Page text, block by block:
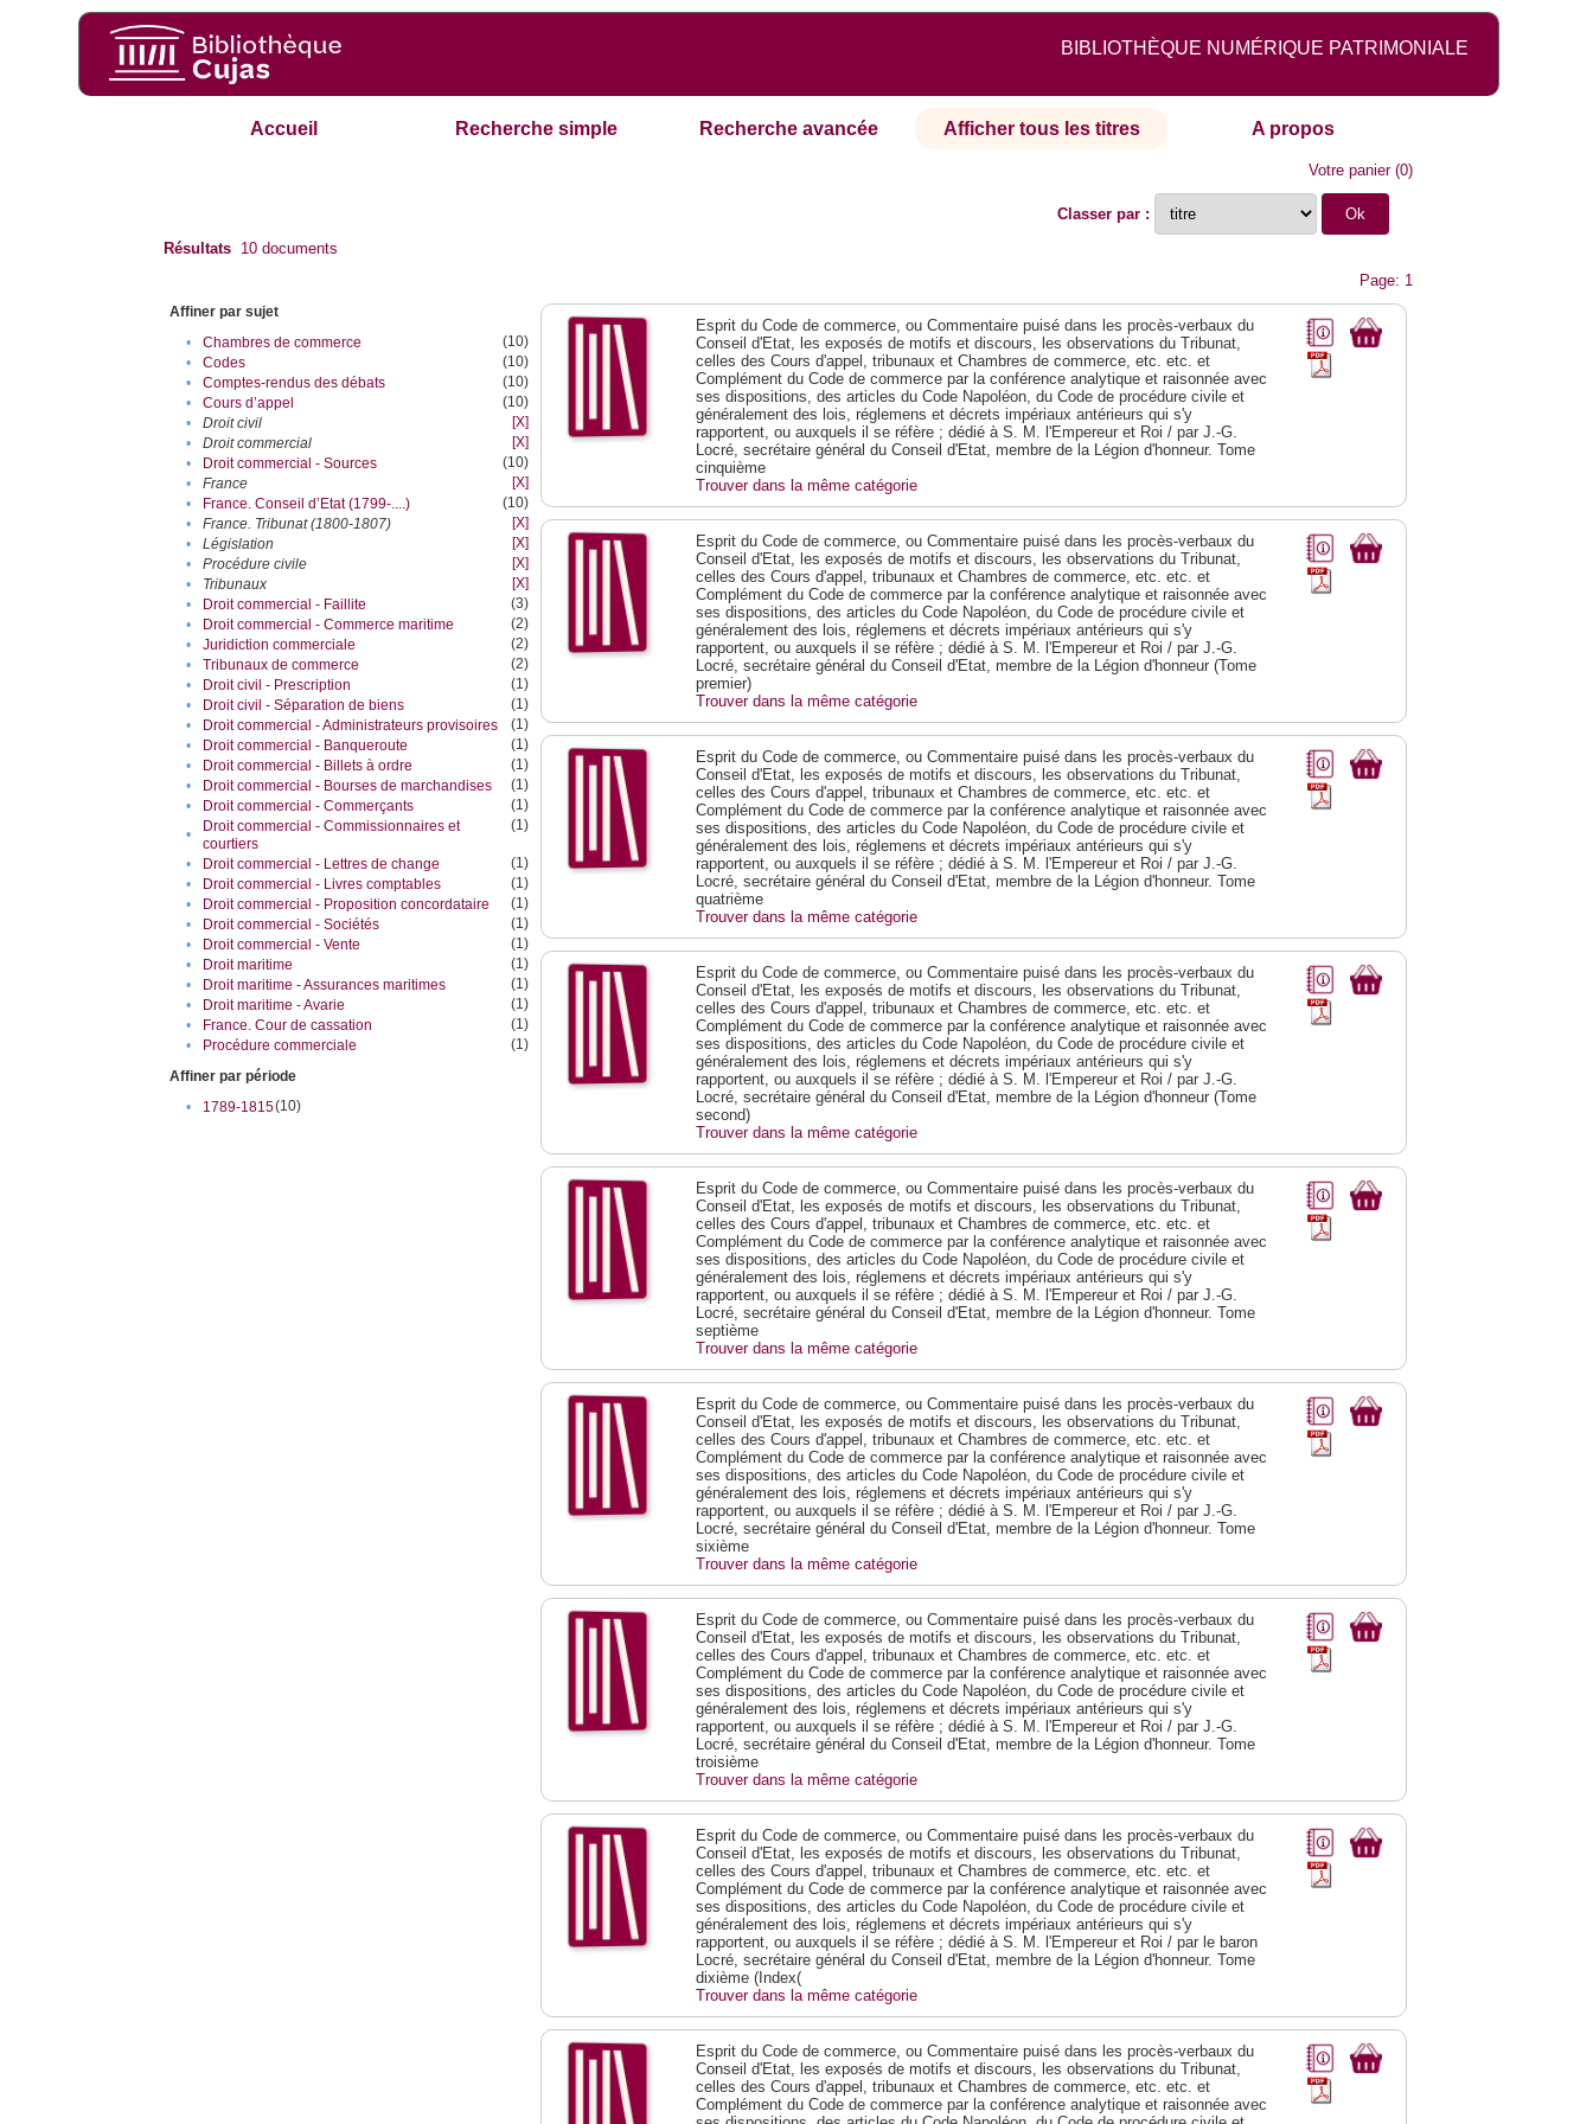
BIBLIOTHÈQUE NUMÉRIQUE PATRIMONIALE
Accueil Recherche simple Recherche avancée Afficher tous les titres A propos
Votre panier(0)
Classer par :
Résultats 10 documents
Page: 1
Affiner par sujet
•
Chambres de commerce
(10)
•
Codes
(10)
•
Comptes-rendus des débats
(10)
•
Cours d’appel
(10)
•
Droit civil
[X]
•
Droit commercial
[X]
•
Droit commercial - Sources
(10)
•
France
[X]
•
France. Conseil d’Etat (1799-....)
(10)
•
France. Tribunat (1800-1807)
[X]
•
Législation
[X]
•
Procédure civile
[X]
•
Tribunaux
[X]
•
Droit commercial - Faillite
(3)
•
Droit commercial - Commerce maritime
(2)
•
Juridiction commerciale
(2)
•
Tribunaux de commerce
(2)
•
Droit civil - Prescription
(1)
•
Droit civil - Séparation de biens
(1)
•
Droit commercial - Administrateurs provisoires
(1)
•
Droit commercial - Banqueroute
(1)
•
Droit commercial - Billets à ordre
(1)
•
Droit commercial - Bourses de marchandises
(1)
•
Droit commercial - Commerçants
(1)
•
Droit commercial - Commissionnaires et
courtiers
(1)
• Droit commercial - Lettres de change
(1)
•
Droit commercial - Livres comptables
(1)
•
Droit commercial - Proposition concordataire
(1)
•
Droit commercial - Sociétés
(1)
•
Droit commercial - Vente
(1)
•
Droit maritime
(1)
•
Droit maritime - Assurances maritimes
(1)
•
Droit maritime - Avarie
(1)
•
France. Cour de cassation
(1)
•
Procédure commerciale
(1)
Affiner par période
•
1789-1815(10)
Esprit du Code de commerce, ou Commentaire puisé dans les procès-verbaux du
Conseil d'Etat, les exposés de motifs et discours, les observations du Tribunat,
celles des Cours d'appel, tribunaux et Chambres de commerce, etc. etc. et
Complément du Code de commerce par la conférence analytique et raisonnée avec
ses dispositions, des articles du Code Napoléon, du Code de procédure civile et
généralement des lois, réglemens et décrets impériaux antérieurs qui s'y
rapportent, ou auxquels il se réfère ; dédié à S. M. l'Empereur et Roi / par J.-G.
Locré, secrétaire général du Conseil d'Etat, membre de la Légion d'honneur. Tome
cinquième
Trouver dans la même catégorie
Esprit du Code de commerce, ou Commentaire puisé dans les procès-verbaux du
Conseil d'Etat, les exposés de motifs et discours, les observations du Tribunat,
celles des Cours d'appel, tribunaux et Chambres de commerce, etc. etc. et
Complément du Code de commerce par la conférence analytique et raisonnée avec
ses dispositions, des articles du Code Napoléon, du Code de procédure civile et
généralement des lois, réglemens et décrets impériaux antérieurs qui s'y
rapportent, ou auxquels il se réfère ; dédié à S. M. l'Empereur et Roi / par J.-G.
Locré, secrétaire général du Conseil d'Etat, membre de la Légion d'honneur (Tome
premier)
Trouver dans la même catégorie
Esprit du Code de commerce, ou Commentaire puisé dans les procès-verbaux du
Conseil d'Etat, les exposés de motifs et discours, les observations du Tribunat,
celles des Cours d'appel, tribunaux et Chambres de commerce, etc. etc. et
Complément du Code de commerce par la conférence analytique et raisonnée avec
ses dispositions, des articles du Code Napoléon, du Code de procédure civile et
généralement des lois, réglemens et décrets impériaux antérieurs qui s'y
rapportent, ou auxquels il se réfère ; dédié à S. M. l'Empereur et Roi / par J.-G.
Locré, secrétaire général du Conseil d'Etat, membre de la Légion d'honneur. Tome
quatrième
Trouver dans la même catégorie
Esprit du Code de commerce, ou Commentaire puisé dans les procès-verbaux du
Conseil d'Etat, les exposés de motifs et discours, les observations du Tribunat,
celles des Cours d'appel, tribunaux et Chambres de commerce, etc. etc. et
Complément du Code de commerce par la conférence analytique et raisonnée avec
ses dispositions, des articles du Code Napoléon, du Code de procédure civile et
généralement des lois, réglemens et décrets impériaux antérieurs qui s'y
rapportent, ou auxquels il se réfère ; dédié à S. M. l'Empereur et Roi / par J.-G.
Locré, secrétaire général du Conseil d'Etat, membre de la Légion d'honneur (Tome
second)
Trouver dans la même catégorie
Esprit du Code de commerce, ou Commentaire puisé dans les procès-verbaux du
Conseil d'Etat, les exposés de motifs et discours, les observations du Tribunat,
celles des Cours d'appel, tribunaux et Chambres de commerce, etc. etc. et
Complément du Code de commerce par la conférence analytique et raisonnée avec
ses dispositions, des articles du Code Napoléon, du Code de procédure civile et
généralement des lois, réglemens et décrets impériaux antérieurs qui s'y
rapportent, ou auxquels il se réfère ; dédié à S. M. l'Empereur et Roi / par J.-G.
Locré, secrétaire général du Conseil d'Etat, membre de la Légion d'honneur. Tome
septième
Trouver dans la même catégorie
Esprit du Code de commerce, ou Commentaire puisé dans les procès-verbaux du
Conseil d'Etat, les exposés de motifs et discours, les observations du Tribunat,
celles des Cours d'appel, tribunaux et Chambres de commerce, etc. etc. et
Complément du Code de commerce par la conférence analytique et raisonnée avec
ses dispositions, des articles du Code Napoléon, du Code de procédure civile et
généralement des lois, réglemens et décrets impériaux antérieurs qui s'y
rapportent, ou auxquels il se réfère ; dédié à S. M. l'Empereur et Roi / par J.-G.
Locré, secrétaire général du Conseil d'Etat, membre de la Légion d'honneur. Tome
sixième
Trouver dans la même catégorie
Esprit du Code de commerce, ou Commentaire puisé dans les procès-verbaux du
Conseil d'Etat, les exposés de motifs et discours, les observations du Tribunat,
celles des Cours d'appel, tribunaux et Chambres de commerce, etc. etc. et
Complément du Code de commerce par la conférence analytique et raisonnée avec
ses dispositions, des articles du Code Napoléon, du Code de procédure civile et
généralement des lois, réglemens et décrets impériaux antérieurs qui s'y
rapportent, ou auxquels il se réfère ; dédié à S. M. l'Empereur et Roi / par J.-G.
Locré, secrétaire général du Conseil d'Etat, membre de la Légion d'honneur. Tome
troisième
Trouver dans la même catégorie
Esprit du Code de commerce, ou Commentaire puisé dans les procès-verbaux du
Conseil d'Etat, les exposés de motifs et discours, les observations du Tribunat,
celles des Cours d'appel, tribunaux et Chambres de commerce, etc. etc. et
Complément du Code de commerce par la conférence analytique et raisonnée avec
ses dispositions, des articles du Code Napoléon, du Code de procédure civile et
généralement des lois, réglemens et décrets impériaux antérieurs qui s'y
rapportent, ou auxquels il se réfère ; dédié à S. M. l'Empereur et Roi / par le baron
Locré, secrétaire général du Conseil d'Etat, membre de la Légion d'honneur. Tome
dixième (Index(
Trouver dans la même catégorie
Esprit du Code de commerce, ou Commentaire puisé dans les procès-verbaux du
Conseil d'Etat, les exposés de motifs et discours, les observations du Tribunat,
celles des Cours d'appel, tribunaux et Chambres de commerce, etc. etc. et
Complément du Code de commerce par la conférence analytique et raisonnée avec